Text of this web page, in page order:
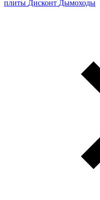
плиты Дисконт Дымоходы